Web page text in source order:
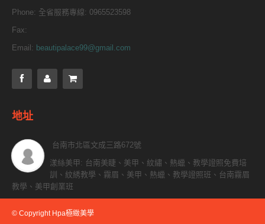
Phone: 全省服務專線: 0965523598
Fax:
Email: beautipalace99@gmail.com
地址
台南市北區文成三路672號
漾絲美甲: 台南美睫、美甲、紋繡、熱蠟、教學證照免費培
訓、紋綉教學、霧眉、美甲、熱蠟、教學證照班、台南霧眉
教學、美甲創業班
© Copyright Hpa極緻美學